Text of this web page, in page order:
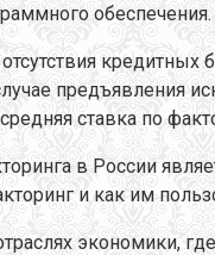
обеспечения.
предъявления
ставка по
в России
и как им
экономики,